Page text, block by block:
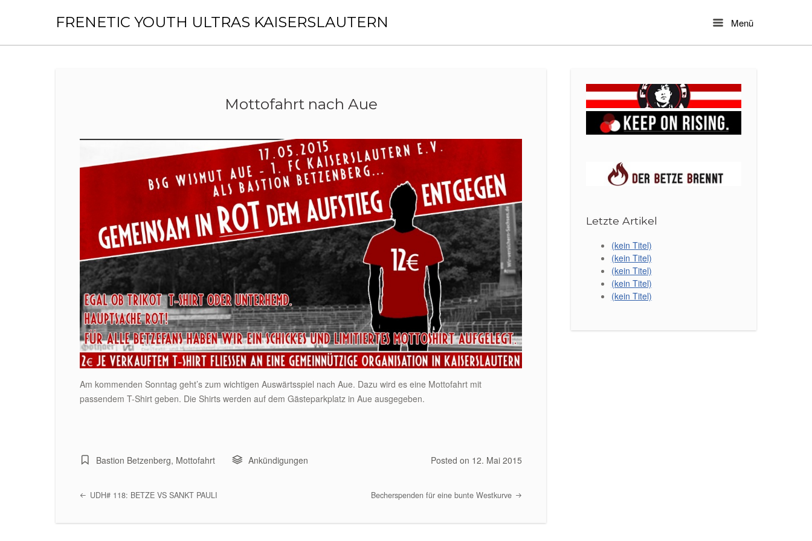
FRENETIC YOUTH ULTRAS KAISERSLAUTERN MenuMenü
Mottofahrt nach Aue
Am kommenden Sonntag geht’s zum wichtigen Auswärtsspiel nach Aue. Dazu wird es eine Mottofahrt mit
passendem T-Shirt geben. Die Shirts werden auf dem Gästeparkplatz in Aue ausgegeben.
Bastion Betzenberg, Mottofahrt Ankündigungen Posted on 12. Mai 2015
Post navigation
UDH# 118: BETZE VS SANKT PAULI Becherspenden für eine bunte Westkurve
Letzte Artikel
(kein Titel)
(kein Titel)
(kein Titel)
(kein Titel)
(kein Titel)